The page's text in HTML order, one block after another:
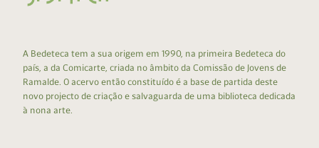
A Bedeteca tem a sua origem em 1990, na primeira Bedeteca do
país, a da Comicarte, criada no âmbito da Comissão de Jovens de
Ramalde. O acervo então constituído é a base de partida deste
novo projecto de criação e salvaguarda de uma biblioteca dedicada
à nona arte.